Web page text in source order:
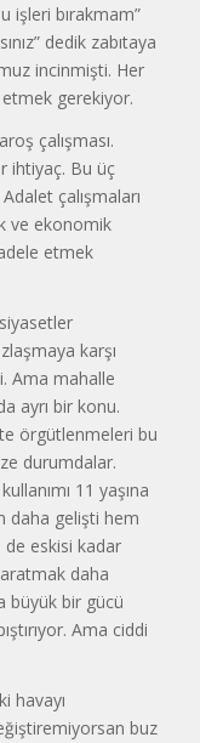
işleri bırakmam”
dedik zabıtaya
incinmişti. Her
gerekiyor.
çalışması.
ihtiyaç. Bu üç
çalışmaları
ve ekonomik
etmek
karşı
Ama mahalle
ayrı bir konu.
örgütlenmeleri bu
durumdalar.
11 yaşına
daha gelişti hem
eskisi kadar
daha
büyük bir gücü
Ama ciddi
havayı
buz